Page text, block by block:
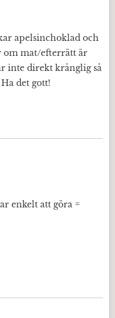
apelsinchoklad och
om mat/efterrätt är
inte direkt krånglig så
det gott!
enkelt att göra =